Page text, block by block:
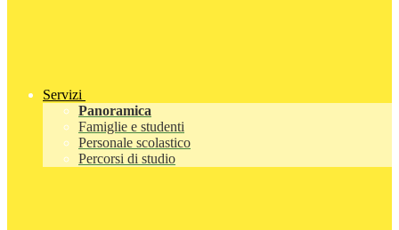
Servizi
Panoramica
Famiglie e studenti
Personale scolastico
Percorsi di studio